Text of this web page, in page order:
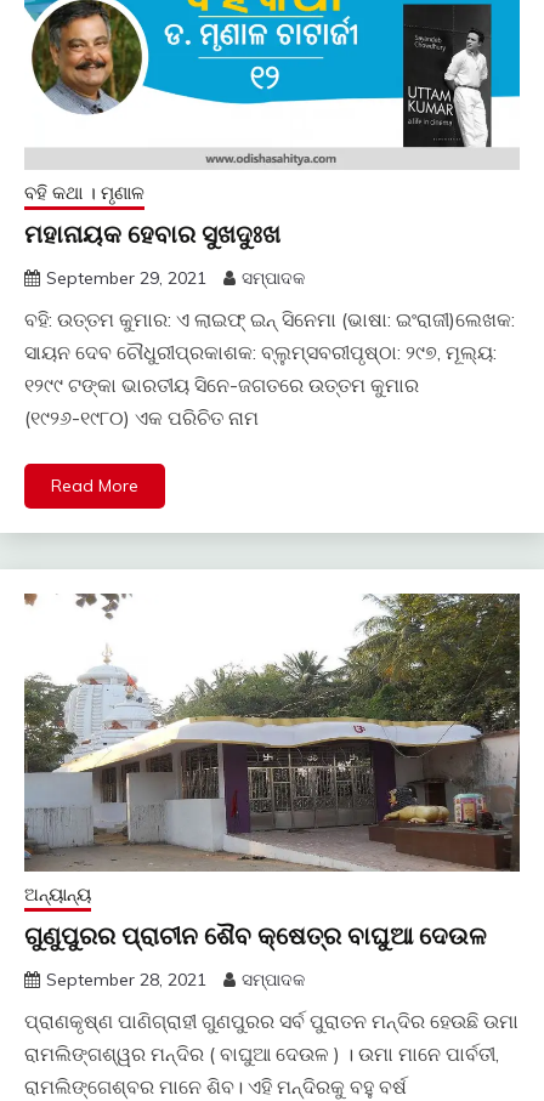
ବହି କଥା । ମୃଣାଳ
ମହାନାୟକ ହେବାର ସୁଖଦୁଃଖ
September 29, 2021 ସମ୍ପାଦକ
ବହି: ଉତ୍ତମ କୁମାର: ଏ ଲାଇଫ୍ ଇନ୍ ସିନେମା (ଭାଷା: ଇଂରାଜୀ)ଲେଖକ:
ସାୟନ ଦେବ ଚୌଧୁରୀପ୍ରକାଶକ: ବ୍ଲୁମ୍ସବରୀପୃଷ୍ଠା: ୨୯୭, ମୂଲ୍ୟ:
୧୨୯୯ ଟଙ୍କା ଭାରତୀୟ ସିନେ-ଜଗତରେ ଉତ୍ତମ କୁମାର
(୧୯୨୬-୧୯୮୦) ଏକ ପରିଚିତ ନାମ
Read More
ଅନ୍ୟାନ୍ୟ
ଗୁଣୁପୁରର ପ୍ରାଚୀନ ଶୈବ କ୍ଷେତ୍ର ବାଘୁଆ ଦେଉଳ
September 28, 2021 ସମ୍ପାଦକ
ପ୍ରାଣକୃଷ୍ଣ ପାଣିଗ୍ରାହୀ ଗୁଣପୁରର ସର୍ବ ପୁରାତନ ମନ୍ଦିର ହେଉଛି ଉମା
ରାମଲିଙ୍ଗଶ୍ୱର ମନ୍ଦିର ( ବାଘୁଆ ଦେଉଳ ) । ଉମା ମାନେ ପାର୍ବତୀ,
ରାମଲିଙ୍ଗେଶ୍ବର ମାନେ ଶିବ। ଏହି ମନ୍ଦିରକୁ ବହୁ ବର୍ଷ